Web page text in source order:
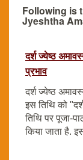
Following is
Jyeshtha
दर्श ज्येष्ठ
प्रभाव
दर्श ज्येष्ठ
इस तिथि को
तिथि पर पूजा-
किया जाता है.